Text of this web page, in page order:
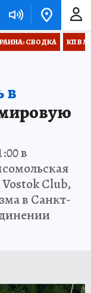
СВОДКА КП В
в
в
Vostok Club,
в Санкт-